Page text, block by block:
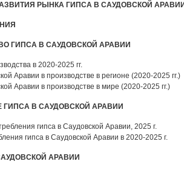
РЫНКА ГИПСА В САУДОВСКОЙ АРАВИИ
ГИПСА В САУДОВСКОЙ АРАВИИ
в 2020-2025 гг.
Аравии в производстве в регионе (2020-2025 гг.)
Аравии в производстве в мире (2020-2025 гг.)
ГИПСА В САУДОВСКОЙ АРАВИИ
гипса в Саудовской Аравии, 2025 г.
гипса в Саудовской Аравии в 2020-2025 г.
АРАВИИ